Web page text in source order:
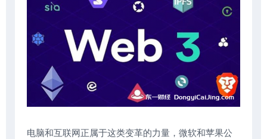
电脑和互联网正属于这类变革的力量，微软和苹果公